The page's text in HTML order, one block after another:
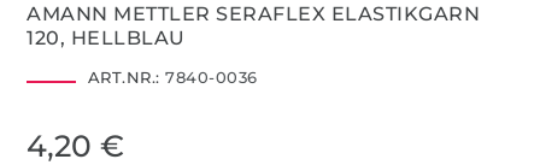
AMANN METTLER SERAFLEX ELASTIKGARN
120, HELLBLAU
ART.NR.: 7840-0036
4,20 €